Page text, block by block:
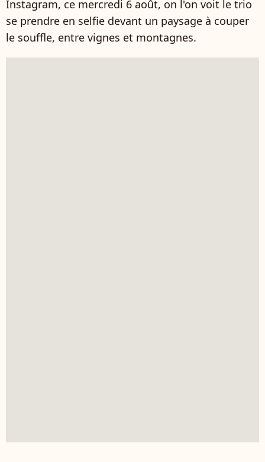
Instagram, ce mercredi 6 août, on l'on voit le trio
se prendre en selfie devant un paysage à couper
le souffle, entre vignes et montagnes.